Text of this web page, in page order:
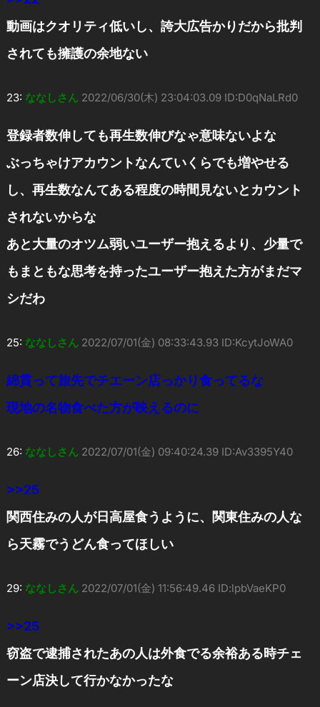
動画はクオリティ低いし、誇大広告かりだから批判
されても擁護の余地ない
23: ななしさん 2022/06/30(木) 23:04:03.09 ID:D0qNaLRd0
登録者数伸しても再生数伸びなゃ意味ないよな
ぶっちゃけアカウントなんていくらでも増やせる
し、再生数なんてある程度の時間見ないとカウント
されないからな
あと大量のオツム弱いユーザー抱えるより、少量で
もまともな思考を持ったユーザー抱えた方がまだマ
シだわ
25: ななしさん 2022/07/01(金) 08:33:43.93 ID:KcytJoWA0
綿貫って旅先でチエーン店っかり食ってるな
現地の名物食べた方が映えるのに
26: ななしさん 2022/07/01(金) 09:40:24.39 ID:Av3395Y40
>>25
関西住みの人が日高屋食うように、関東住みの人な
ら天霧でうどん食ってほしい
29: ななしさん 2022/07/01(金) 11:56:49.46 ID:lpbVaeKP0
>>25
窃盗で逮捕されたあの人は外食でる余裕ある時チェ
ーン店決して行かなかったな